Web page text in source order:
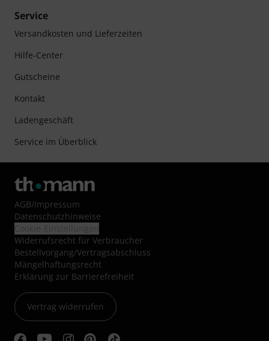
Service
Versandkosten und Lieferzeiten
Hilfe-Center
Gutscheine
Kontakt
Ladengeschäft
Service im Überblick
AGB/Impressum
Datenschutzhinweise
Widerrufsrecht für Verbraucher
Bestellvorgang/Vertragsabschluss
Mängelhaftungsrecht
Erklärung zur Barrierefreiheit
Vertrag widerrufen